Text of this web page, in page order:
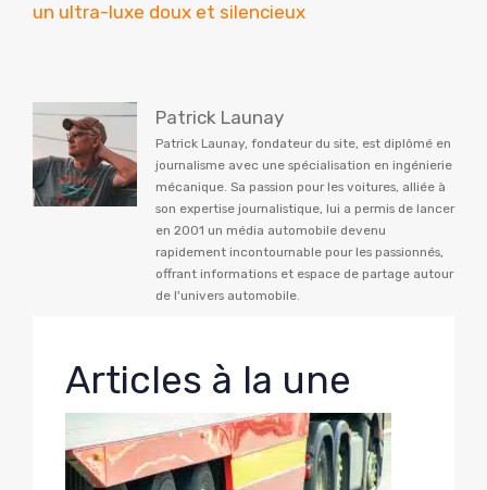
un ultra-luxe doux et silencieux
Patrick Launay
Patrick Launay, fondateur du site, est diplômé en
journalisme avec une spécialisation en ingénierie
mécanique. Sa passion pour les voitures, alliée à
son expertise journalistique, lui a permis de lancer
en 2001 un média automobile devenu
rapidement incontournable pour les passionnés,
offrant informations et espace de partage autour
de l'univers automobile.
Articles à la une